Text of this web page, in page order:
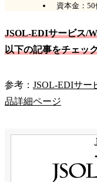
資本金：50
JSOL-EDIサービス/
以下の記事をチェッ
参考： JSOL-EDIサー
品詳細ページ